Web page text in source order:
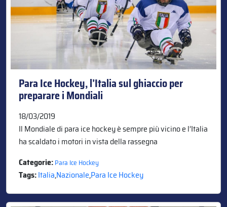
Para Ice Hockey, l’Italia sul ghiaccio per
preparare i Mondiali
18/03/2019
Il Mondiale di para ice hockey è sempre più vicino e l’Italia
ha scaldato i motori in vista della rassegna
Categorie:Para Ice Hockey
Tags:Italia,Nazionale,Para Ice Hockey